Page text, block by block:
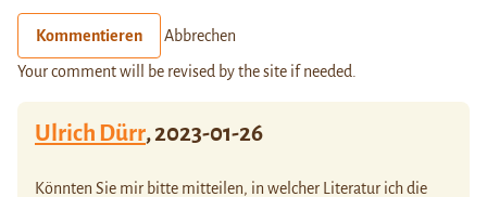
Kommentieren Abbrechen
Your comment will be revised by the site if needed.
Ulrich Dürr,2023-01-26
Könnten Sie mir bitte mitteilen, in welcher Literatur ich die